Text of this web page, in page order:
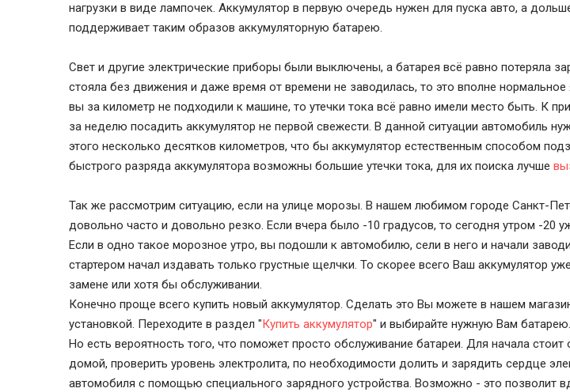
нагрузки в виде лампочек. Аккумулятор в первую очередь нужен для пуска авто, а
поддерживает таким образов аккумуляторную батарею.
Свет и другие электрические приборы были выключены, а батарея всё равно потеряла
стояла без движения и даже время от времени не заводилась, то это вполне
вы за километр не подходили к машине, то утечки тока всё равно имели место быть. К
за неделю посадить аккумулятор не первой свежести. В данной ситуации автомобиль
этого несколько десятков километров, что бы аккумулятор естественным способом
быстрого разряда аккумулятора возможны большие утечки тока, для их поиска лучше
Так же рассмотрим ситуацию, если на улице морозы. В нашем любимом городе Санкт-
довольно часто и довольно резко. Если вчера было -10 градусов, то сегодня утром -20
Если в одно такое морозное утро, вы подошли к автомобилю, сели в него и начали
стартером начал издавать только грустные щелчки. То скорее всего Ваш аккумулятор
замене или хотя бы обслуживании.
Конечно проще всего купить новый аккумулятор. Сделать это Вы можете в нашем
установкой. Переходите в раздел "Купить аккумулятор" и выбирайте нужную Вам батарею.
Но есть вероятность того, что поможет просто обслуживание батареи. Для начала
домой, проверить уровень электролита, по необходимости долить и зарядить сердце
автомобиля с помощью специального зарядного устройства. Возможно - это позволит